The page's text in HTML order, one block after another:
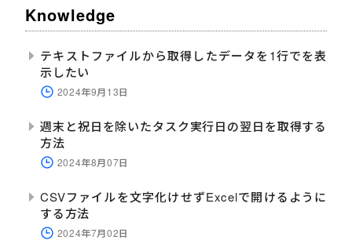
Knowledge
テキストファイルから取得したデータを1行でを表
示したい
2024年9月13日
週末と祝日を除いたタスク実行日の翌日を取得する
方法
2024年8月07日
CSVファイルを文字化けせずExcelで開けるように
する方法
2024年7月02日